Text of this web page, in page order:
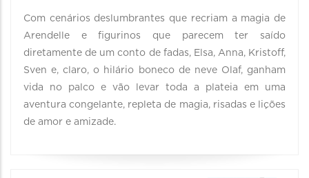
Com cenários deslumbrantes que recriam a magia de
Arendelle e figurinos que parecem ter saído
diretamente de um conto de fadas, Elsa, Anna, Kristoff,
Sven e, claro, o hilário boneco de neve Olaf, ganham
vida no palco e vão levar toda a plateia em uma
aventura congelante, repleta de magia, risadas e lições
de amor e amizade.